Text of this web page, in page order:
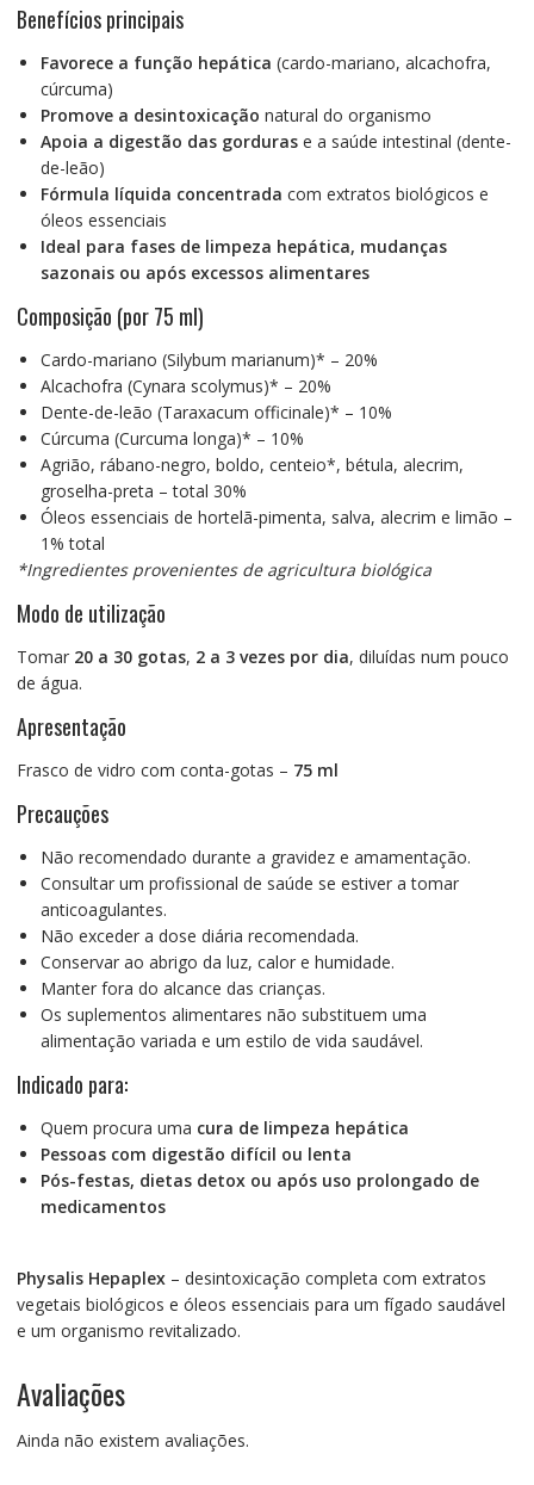
Benefícios principais
Favorece a função hepática (cardo-mariano, alcachofra,
cúrcuma)
Promove a desintoxicação natural do organismo
Apoia a digestão das gordurase a saúde intestinal (dente-
de-leão)
Fórmula líquida concentrada com extratos biológicos e
óleos essenciais
Ideal para fases de limpeza hepática, mudanças
sazonais ou após excessos alimentares
Composição (por 75 ml)
Cardo-mariano (Silybum marianum)* – 20%
Alcachofra (Cynara scolymus)* – 20%
Dente-de-leão (Taraxacum officinale)* – 10%
Cúrcuma (Curcuma longa)* – 10%
Agrião, rábano-negro, boldo, centeio*, bétula, alecrim,
groselha-preta – total 30%
Óleos essenciais de hortelã-pimenta, salva, alecrim e limão –
1% total
*Ingredientes provenientes de agricultura biológica
Modo de utilização
Tomar 20 a 30 gotas, 2 a 3 vezes por dia, diluídas num pouco
de água.
Apresentação
Frasco de vidro com conta-gotas – 75 ml
Precauções
Não recomendado durante a gravidez e amamentação.
Consultar um profissional de saúde se estiver a tomar
anticoagulantes.
Não exceder a dose diária recomendada.
Conservar ao abrigo da luz, calor e humidade.
Manter fora do alcance das crianças.
Os suplementos alimentares não substituem uma
alimentação variada e um estilo de vida saudável.
Indicado para:
Quem procura uma cura de limpeza hepática
Pessoas com digestão difícil ou lenta
Pós-festas, dietas detox ou após uso prolongado de
medicamentos
Physalis Hepaplex– desintoxicação completa com extratos
vegetais biológicos e óleos essenciais para um fígado saudável
e um organismo revitalizado.
Avaliações
Ainda não existem avaliações.